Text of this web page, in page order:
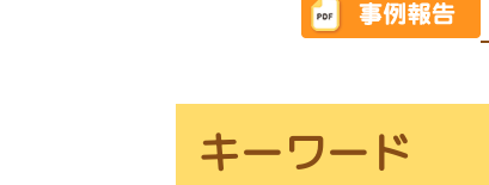
キーワード